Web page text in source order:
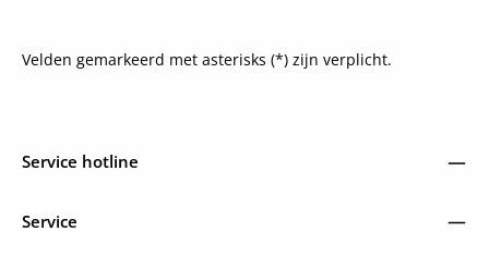
Velden gemarkeerd met asterisks (*) zijn verplicht.
Service hotline
Service